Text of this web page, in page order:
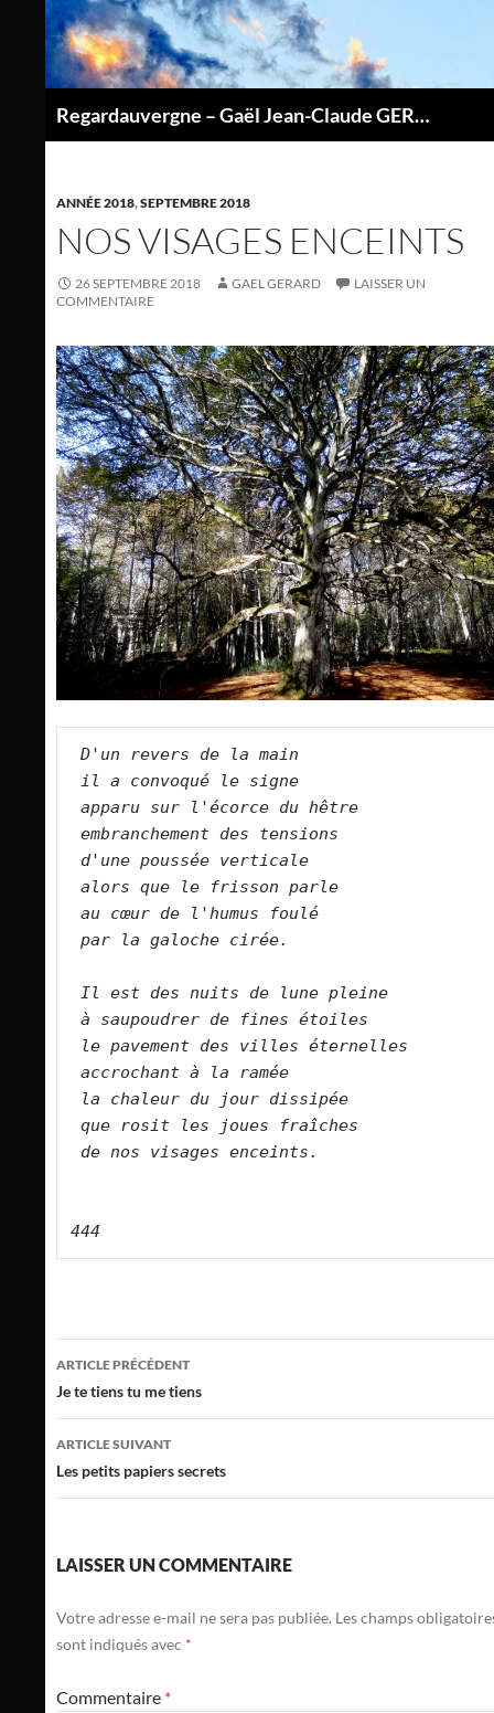
contenu
Regardauvergne – Gaël Jean-Claude GERARD
ANNÉE 2018,SEPTEMBRE 2018
NOS VISAGES ENCEINTS
26 SEPTEMBRE 2018 GAEL GERARD
LAISSER UN
COMMENTAIRE
D'un revers de la main
il a convoqué le signe
apparu sur l'écorce du hêtre
embranchement des tensions
d'une poussée verticale
alors que le frisson parle
au cœur de l'humus foulé
par la galoche cirée.
Il est des nuits de lune pleine
à saupoudrer de fines étoiles
le pavement des villes éternelles
accrochant à la ramée
la chaleur du jour dissipée
que rosit les joues fraîches
de nos visages enceints.
444
Navigation
des
articles
ARTICLE PRÉCÉDENT
Je te tiens tu me tiens
ARTICLE SUIVANT
Les petits papiers secrets
LAISSER UN COMMENTAIRE
Votre adresse e-mail ne sera pas publiée. Les champs
sont indiqués avec *
Commentaire *